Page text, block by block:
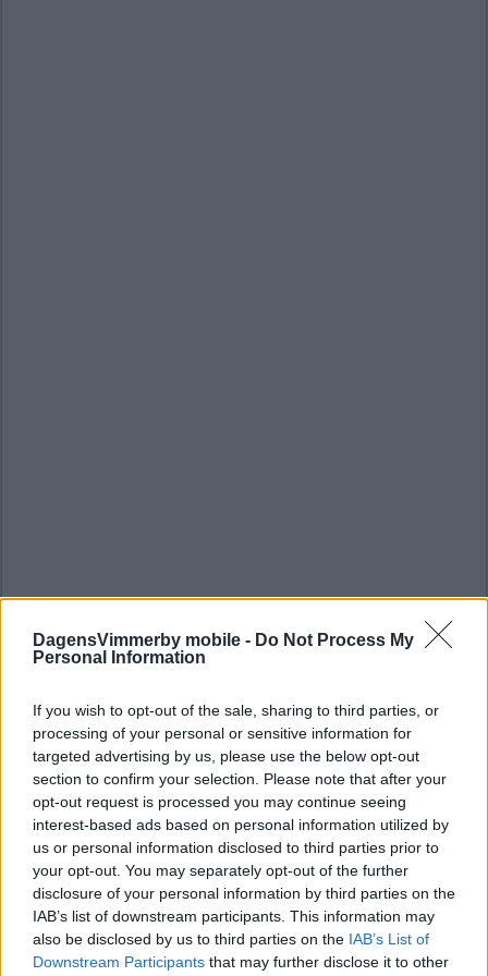
DagensVimmerby mobile - Do Not Process My
Personal Information
If you wish to opt-out of the sale, sharing to third parties, or
processing of your personal or sensitive information for
targeted advertising by us, please use the below opt-out
section to confirm your selection. Please note that after your
opt-out request is processed you may continue seeing
interest-based ads based on personal information utilized by
us or personal information disclosed to third parties prior to
your opt-out. You may separately opt-out of the further
disclosure of your personal information by third parties on the
IAB’s list of downstream participants. This information may
also be disclosed by us to third parties on the IAB’s List of
Downstream Participants that may further disclose it to other